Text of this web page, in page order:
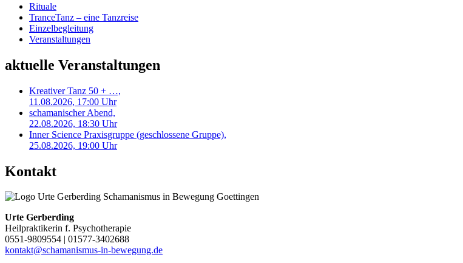
Rituale
TranceTanz – eine Tanzreise
Einzelbegleitung
Veranstaltungen
aktuelle Veranstaltungen
Kreativer Tanz 50 + …,
11.08.2026, 17:00 Uhr
schamanischer Abend,
22.08.2026, 18:30 Uhr
Inner Science Praxisgruppe (geschlossene Gruppe),
25.08.2026, 19:00 Uhr
Kontakt
Urte Gerberding
Heilpraktikerin f. Psychotherapie
0551-9809554 | 01577-3402688
kontakt@schamanismus-in-bewegung.de